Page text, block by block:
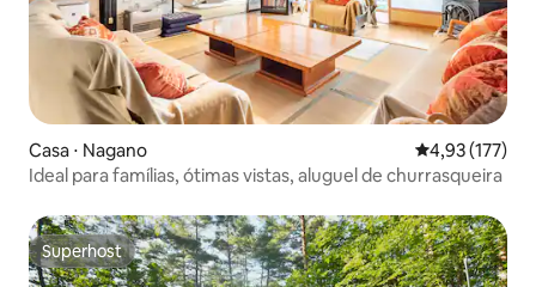
Casa ⋅ Nagano 4,93 de uma
4,93 (177)
Ideal para famílias, ótimas vistas, aluguel de churrasqueira
Superhost
Superhost